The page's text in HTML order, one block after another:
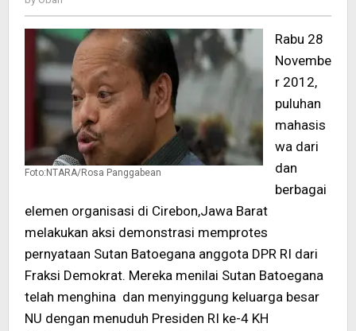
Foto:NTARA/Rosa Panggabean
Rabu 28
Novembe
r 2012,
puluhan
mahasis
wa dari
dan
berbagai
elemen organisasi di Cirebon,Jawa Barat
melakukan aksi demonstrasi memprotes
pernyataan Sutan Batoegana anggota DPR RI dari
Fraksi Demokrat. Mereka menilai Sutan Batoegana
telah menghina dan menyinggung keluarga besar
NU dengan menuduh Presiden RI ke-4 KH